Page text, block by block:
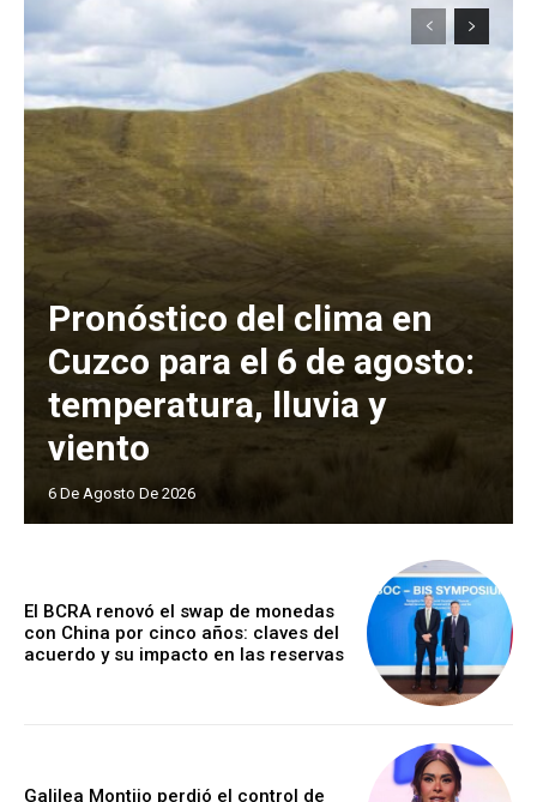
Pronóstico del clima en
Cuzco para el 6 de agosto:
temperatura, lluvia y
viento
6 De Agosto De 2026
El BCRA renovó el swap de monedas
con China por cinco años: claves del
acuerdo y su impacto en las reservas
Galilea Montijo perdió el control de